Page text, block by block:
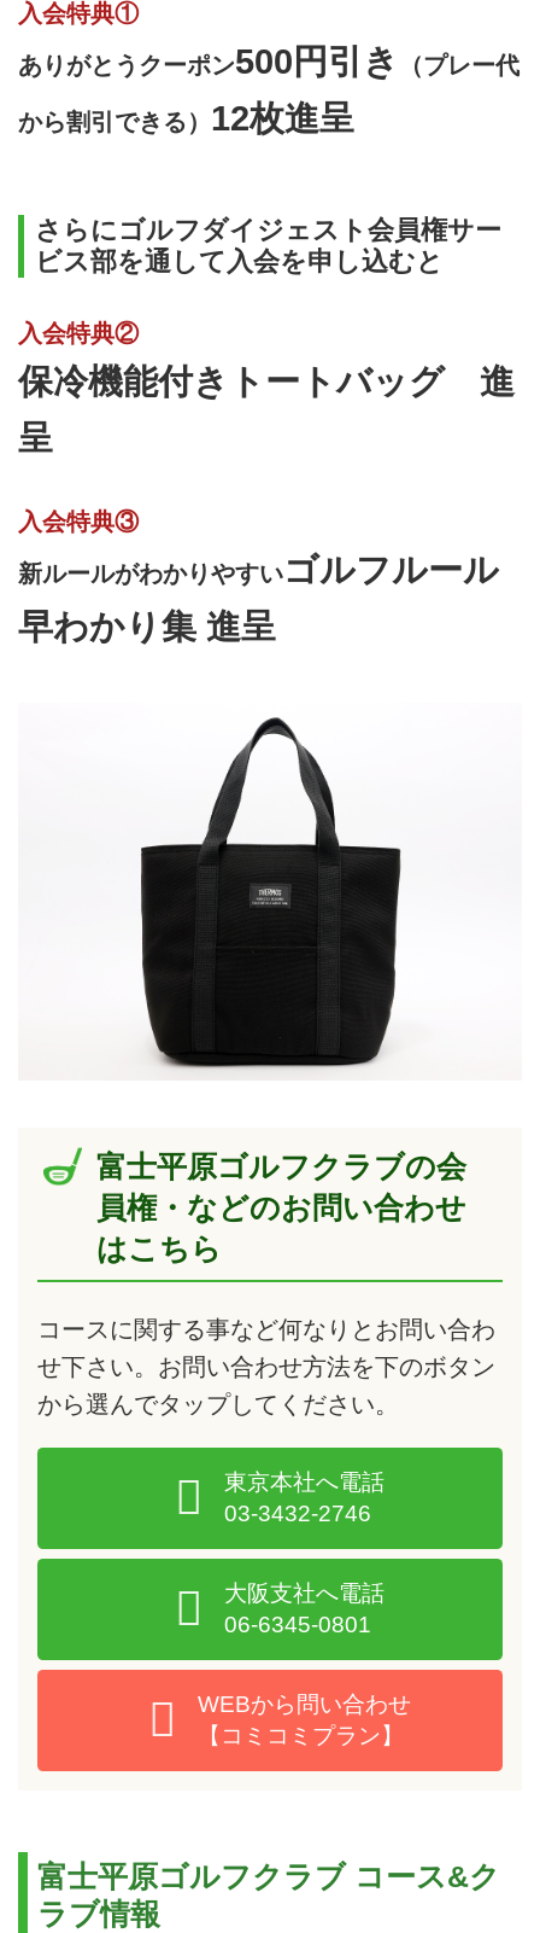
ますますアクセスがよくなること
必至！。神奈川県ゴルファーに人
気のメンバーシップコース。視察
プレー...
入会特典①
ありがとうクーポン500円引き （プレー代
から割引できる） 12枚進呈
さらにゴルフダイジェスト会員権サー
ビス部を通して入会を申し込むと
入会特典②
保冷機能付きトートバッグ 進
呈
入会特典③
新ルールがわかりやすいゴルフルール
早わかり集 進呈
富士平原ゴルフクラブの会
員権・などのお問い合わせ
はこちら
コースに関する事など何なりとお問い合わ
せ下さい。お問い合わせ方法を下のボタン
から選んでタップしてください。
東京本社へ電話
03-3432-2746
大阪支社へ電話
06-6345-0801
WEBから問い合わせ
【コミコミプラン】
富士平原ゴルフクラブ コース&ク
ラブ情報